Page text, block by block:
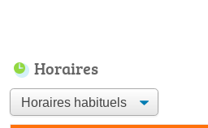
Horaires